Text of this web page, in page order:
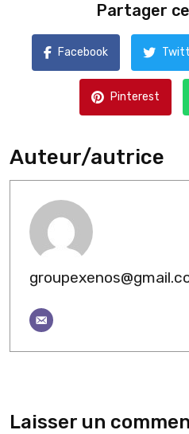
Partager
Facebook
Pinterest
Auteur/autrice
Laisser un